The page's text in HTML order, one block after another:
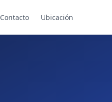
Contacto Ubicación